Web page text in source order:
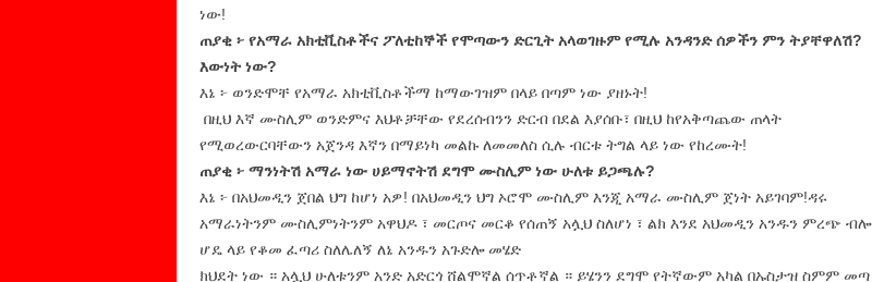
ነው!
ጠያቂ ፦ የአማራ አክቲቪስቶችና ፖለቲከኞች የሞጣውን ድርጊት አላወገዙም የሚሉ አንዳንድ ሰዎችን ምን ትያቸዋለሽ?
እውነት ነው?
እኔ ፦ ወንድሞቸ የአማራ አክቲቪስቶችማ ከማውገዝም በላይ በጣም ነው ያዘኑት!
በዚህ እኛ ሙስሊም ወንድምና እህቶቻቸው የደረሰብንን ድርብ በደል እያሰቡ፣ በዚህ ከየአቅጣጨው ጠላት
የሚወረውርባቸውን አጀንዳ እኛን በማይነካ መልኩ ለመመለስ ሲሉ ብርቱ ትግል ላይ ነው የከረሙት!
ጠያቂ ፦ ማንነትሽ አማራ ነው ሀይማኖትሽ ደግሞ ሙስሊም ነው ሁለቱ ይጋጫሉ?
እኔ ፦ በአህመዲን ጀበል ህግ ከሆነ አዎ! በአህመዲን ህግ ኦሮሞ ሙስሊም እንጂ አማራ ሙስሊም ጀነት አይገባም!ዳሩ
አማራነትንም ሙስሊምነትንም አዋህዶ ፣ መርጦና መርቆ የሰጠኝ አሏህ ስለሆነ ፣ ልክ እንደ አህመዲን አንዱን ምረጭ ብሎ
ሆዴ ላይ የቆመ ፈጣሪ ስለሌለኝ ለኔ አንዱን አጉድሎ መሄድ
ክህደት ነው ። አሏህ ሁለቱንም አንድ አድርጎ ሸልሞኛል ሰጥቶኛል ። ይሄንን ደግሞ የትኛውም አካል በኡስታዝ ስምም መጣ